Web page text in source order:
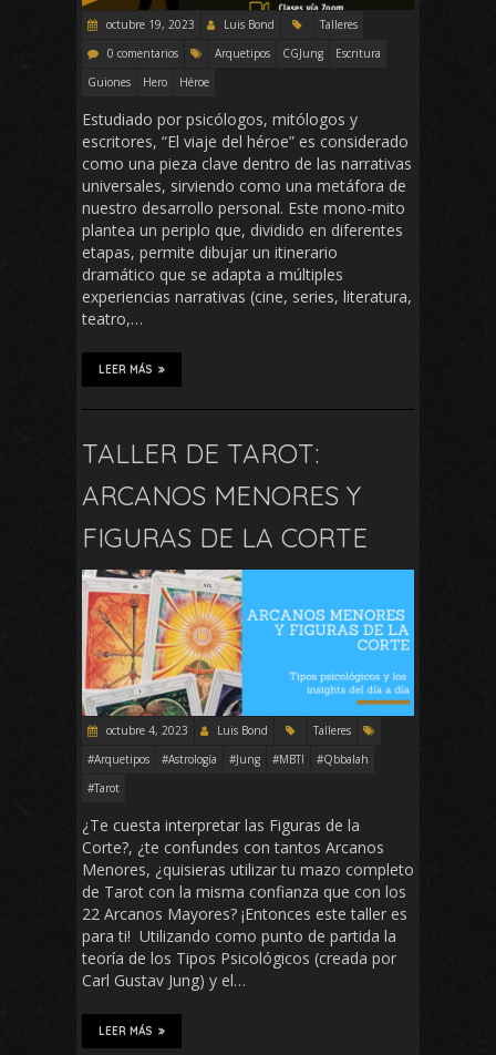
octubre 19, 2023 Luis Bond
Talleres
0 comentarios
Arquetipos CGJung
Escritura
Guiones
Hero Héroe
Estudiado por psicólogos, mitólogos y
escritores, “El viaje del héroe” es considerado
como una pieza clave dentro de las narrativas
universales, sirviendo como una metáfora de
nuestro desarrollo personal. Este mono-mito
plantea un periplo que, dividido en diferentes
etapas, permite dibujar un itinerario
dramático que se adapta a múltiples
experiencias narrativas (cine, series, literatura,
teatro,…
LEER MÁS
TALLER DE TAROT:
ARCANOS MENORES Y
FIGURAS DE LA CORTE
octubre 4, 2023 Luis Bond
Talleres
#Arquetipos
#Astrología #Jung #MBTI
#Qbbalah
#Tarot
¿Te cuesta interpretar las Figuras de la
Corte?, ¿te confundes con tantos Arcanos
Menores, ¿quisieras utilizar tu mazo completo
de Tarot con la misma confianza que con los
22 Arcanos Mayores? ¡Entonces este taller es
para ti! Utilizando como punto de partida la
teoría de los Tipos Psicológicos (creada por
Carl Gustav Jung) y el…
LEER MÁS